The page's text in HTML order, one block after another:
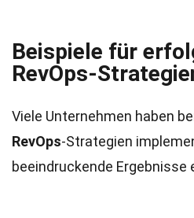
Beispiele für
RevOps-
Viele Unternehmen haben
RevOps-Strategien
beeindruckende Ergebnisse